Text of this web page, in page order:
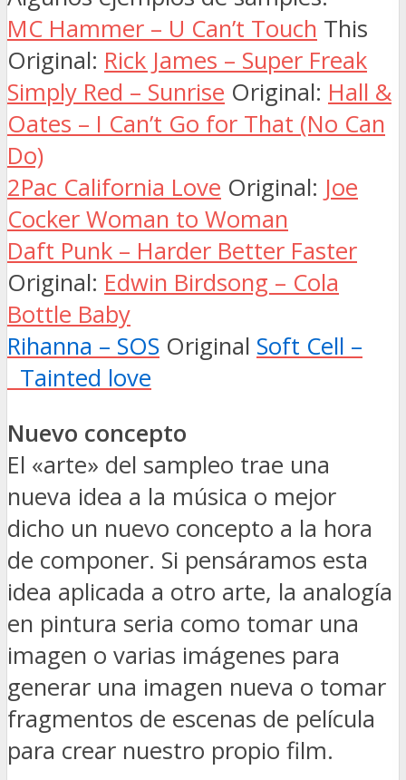
MC Hammer – U Can’t Touch This
Original: Rick James – Super Freak
Simply Red – Sunrise Original: Hall &
Oates – I Can’t Go for That (No Can
Do)
2Pac California Love Original: Joe
Cocker Woman to Woman
Daft Punk – Harder Better Faster
Original: Edwin Birdsong – Cola
Bottle Baby
Rihanna – SOS Original Soft Cell –
Tainted love
Nuevo concepto
El «arte» del sampleo trae una
nueva idea a la música o mejor
dicho un nuevo concepto a la hora
de componer. Si pensáramos esta
idea aplicada a otro arte, la analogía
en pintura seria como tomar una
imagen o varias imágenes para
generar una imagen nueva o tomar
fragmentos de escenas de película
para crear nuestro propio film.